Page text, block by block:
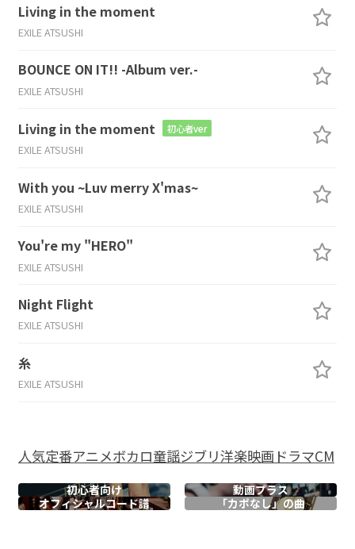
Living in the moment
EXILE ATSUSHI
BOUNCE ON IT!! -Album ver.-
EXILE ATSUSHI
Living in the moment 初心者ver
EXILE ATSUSHI
With you ~Luv merry X'mas~
EXILE ATSUSHI
You're my "HERO"
EXILE ATSUSHI
Night Flight
EXILE ATSUSHI
糸
EXILE ATSUSHI
人気定番アニメボカロ童謡ジブリ洋楽映画ドラマCM
初心者向け
動画プラス
オフィシャルコード譜 「カポなし」の曲